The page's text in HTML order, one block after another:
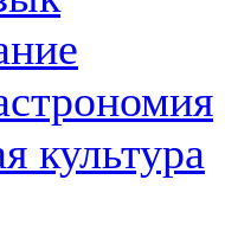
культура